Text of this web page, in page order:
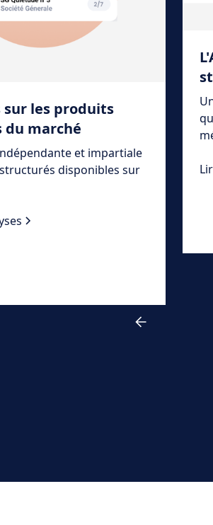
sur les produits
marché
et impartiale
disponibles sur